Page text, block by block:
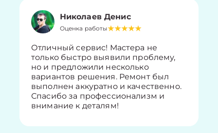
Николаев Денис
Оценка работы
Отличный сервис! Мастера не
только быстро выявили проблему,
но и предложили несколько
вариантов решения. Ремонт был
выполнен аккуратно и качественно.
Спасибо за профессионализм и
внимание к деталям!